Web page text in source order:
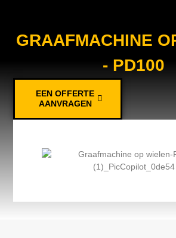
GRAAFMACHINE
- PD100
EEN OFFERTE
AANVRAGEN